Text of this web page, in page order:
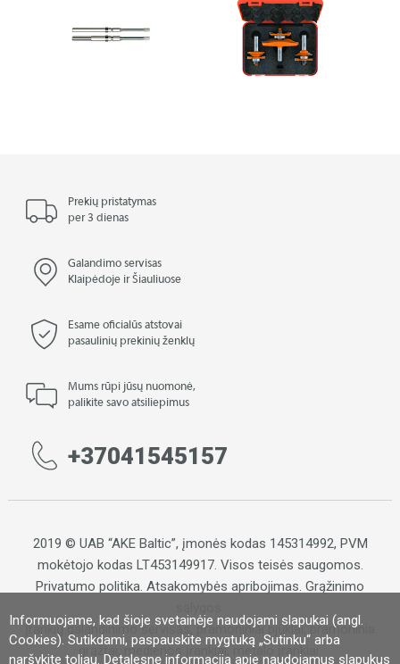
Informuojame, kad šioje svetainėje naudojami slapukai (angl.
Cookies). Sutikdami, paspauskite mygtuką „Sutinku“ arba
naršykite toliau. Detalesnę informaciją apie naudojamus slapukus
Prekių pristatymas
per 3 dienas
Galandimo servisas
Klaipėdoje ir Šiauliuose
Esame oficialūs atstovai
pasaulinių prekinių ženklų
Mums rūpi jūsų nuomonė,
palikite savo atsiliepimus
+37041545157
2019 © UAB “AKE Baltic”, įmonės kodas 145314992, PVM
mokėtojo kodas LT453149917. Visos teisės saugomos.
Privatumo politika. Atsakomybės apribojimas. Grąžinimo
Įrankių galandinimo servisas, pramoniniai pjūklai, pramoninia
grąžtai, medienos įrankiai, metalo įrankiai.